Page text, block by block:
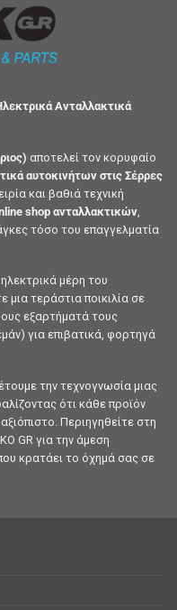
Ανταλλακτικά
αποτελεί τον κορυφαίο
αυτοκινήτων στις Σέρρες
και βαθιά τεχνική
shop ανταλλακτικών
τόσο του επαγγελματία
μέρη του
τεράστια ποικιλία σε
εξαρτήματά τους
για επιβατικά, φορτηγά
την τεχνογνωσία μιας
ότι κάθε προϊόν
Περιηγηθείτε στη
GR για την άμεση
κρατάει το όχημά σας σε